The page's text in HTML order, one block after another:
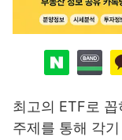
최고의 ETF로
주제를 통해 각